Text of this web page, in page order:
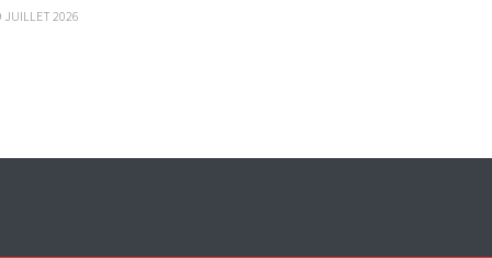
JUILLET 2026